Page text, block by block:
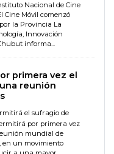
Nacional de Cine
Cine Móvil comenzó
la Provincia La
Innovación
informa...
primera vez el
reunión
el sufragio de
por primera vez
mundial de
en un movimiento